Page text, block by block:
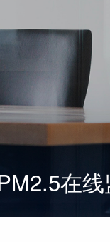
在